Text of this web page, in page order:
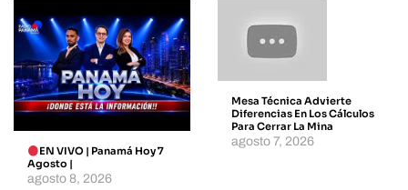
EN VIVO | Panamá Hoy 7
Agosto |
agosto 8, 2026
Mesa Técnica Advierte
Diferencias En Los Cálculos
Para Cerrar La Mina
agosto 7, 2026